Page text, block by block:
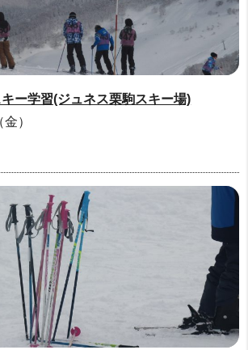
ー学習(ジュネス栗駒スキー場)
）